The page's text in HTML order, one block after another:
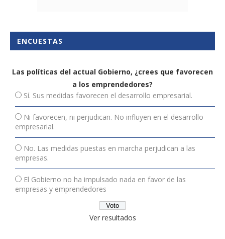
ENCUESTAS
Las políticas del actual Gobierno, ¿crees que favorecen
a los emprendedores?
Sí. Sus medidas favorecen el desarrollo empresarial.
Ni favorecen, ni perjudican. No influyen en el desarrollo
empresarial.
No. Las medidas puestas en marcha perjudican a las
empresas.
El Gobierno no ha impulsado nada en favor de las
empresas y emprendedores
Ver resultados